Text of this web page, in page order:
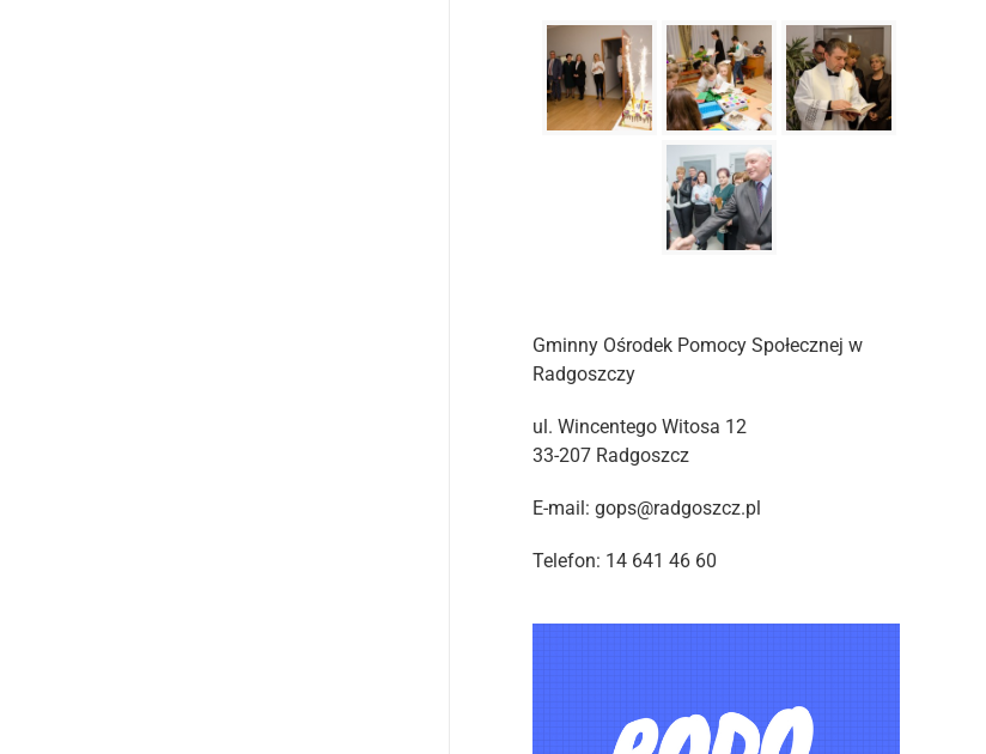
Gminny Ośrodek Pomocy Społecznej w
Radgoszczy
ul. Wincentego Witosa 12
33-207 Radgoszcz
E-mail: gops@radgoszcz.pl
Telefon: 14 641 46 60